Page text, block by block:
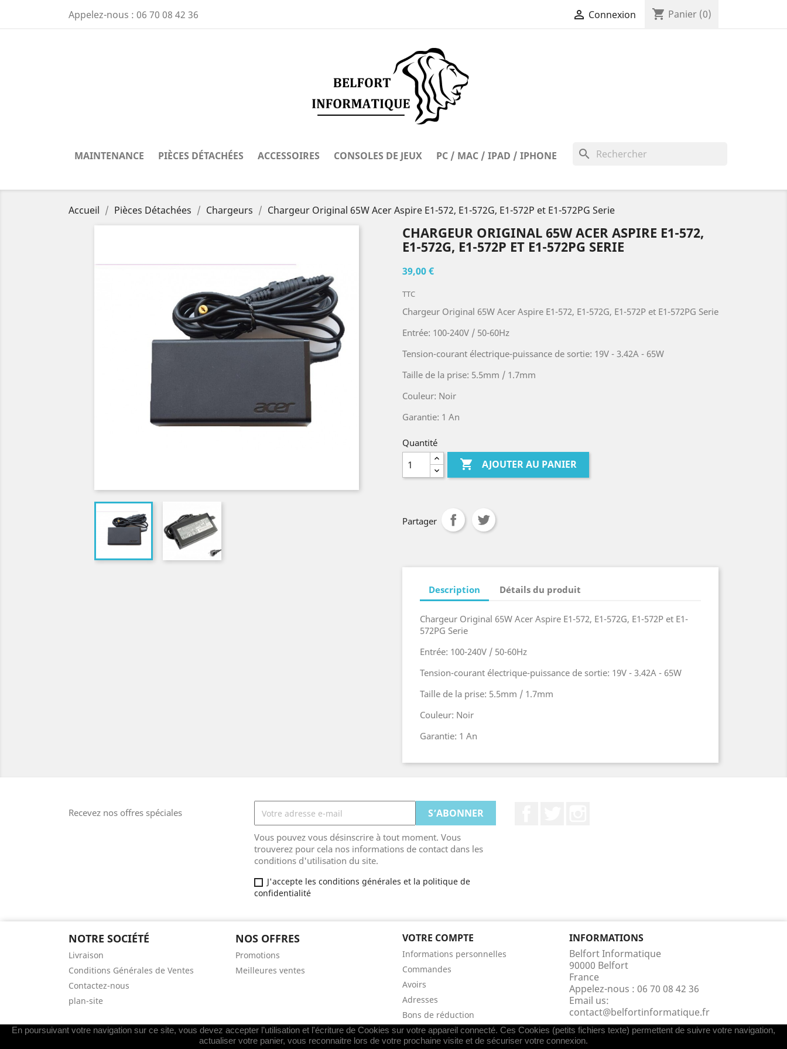
Appelez-nous : 06 70 08 42 36  Connexion shopping_cart Panier (0)
MAINTENANCE PIÈCES DÉTACHÉES ACCESSOIRES CONSOLES DE JEUX PC / MAC / IPAD / IPHONE search
Accueil Pièces Détachées Chargeurs Chargeur Original 65W Acer Aspire E1-572, E1-572G, E1-572P et E1-572PG Serie
CHARGEUR ORIGINAL 65W ACER ASPIRE E1-572,
E1-572G, E1-572P ET E1-572PG SERIE
39,00 €
TTC
Chargeur Original 65W Acer Aspire E1-572, E1-572G, E1-572P et E1-572PG Serie
Entrée: 100-240V / 50-60Hz
Tension-courant électrique-puissance de sortie: 19V - 3.42A - 65W
Taille de la prise: 5.5mm / 1.7mm
Couleur: Noir
Garantie: 1 An
Quantité
 AJOUTER AU PANIER
Partager
Description Détails du produit
Chargeur Original 65W Acer Aspire E1-572, E1-572G, E1-572P et E1-
572PG Serie
Entrée: 100-240V / 50-60Hz
Tension-courant électrique-puissance de sortie: 19V - 3.42A - 65W
Taille de la prise: 5.5mm / 1.7mm
Couleur: Noir
Garantie: 1 An
Recevez nos offres spéciales
Vous pouvez vous désinscrire à tout moment. Vous
trouverez pour cela nos informations de contact dans les
conditions d'utilisation du site.
J'accepte les conditions générales et la politique de
confidentialité
NOTRE SOCIÉTÉ
Livraison
Conditions Générales de Ventes
Contactez-nous
plan-site
NOS OFFRES
Promotions
Meilleures ventes
VOTRE COMPTE
Informations personnelles
Commandes
Avoirs
Adresses
Bons de réduction
Mes alertes
INFORMATIONS
Belfort Informatique
90000 Belfort
France
Appelez-nous : 06 70 08 42 36
Email us:
contact@belfortinformatique.fr
En poursuivant votre navigation sur ce site, vous devez accepter l’utilisation et l'écriture de Cookies sur votre appareil connecté. Ces Cookies (petits fichiers texte) permettent de suivre votre navigation,
actualiser votre panier, vous reconnaitre lors de votre prochaine visite et de sécuriser votre connexion.